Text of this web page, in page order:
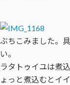
ぶちこみました。
い。
ラタトゥイユは煮
ょっと煮込むとイ